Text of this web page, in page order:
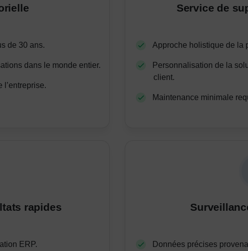
de 30 ans.
dans le monde entier.
l’entreprise.
Service de
Approche holistique de la
Personnalisation de la
client.
Maintenance minimale
rapides
ERP.
Données précises